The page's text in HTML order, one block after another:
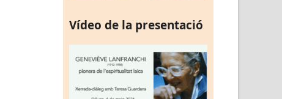
Vídeo de la presentació